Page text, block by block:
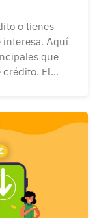
o tienes
interesa. Aquí
que
crédito. El